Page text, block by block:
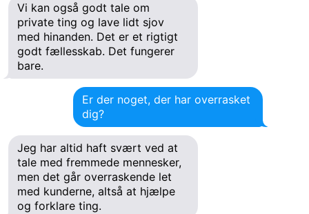
Vi kan også godt tale om
private ting og lave lidt sjov
med hinanden. Det er et rigtigt
godt fællesskab. Det fungerer
bare.
Er der noget, der har overrasket
dig?
Jeg har altid haft svært ved at
tale med fremmede mennesker,
men det går overraskende let
med kunderne, altså at hjælpe
og forklare ting.